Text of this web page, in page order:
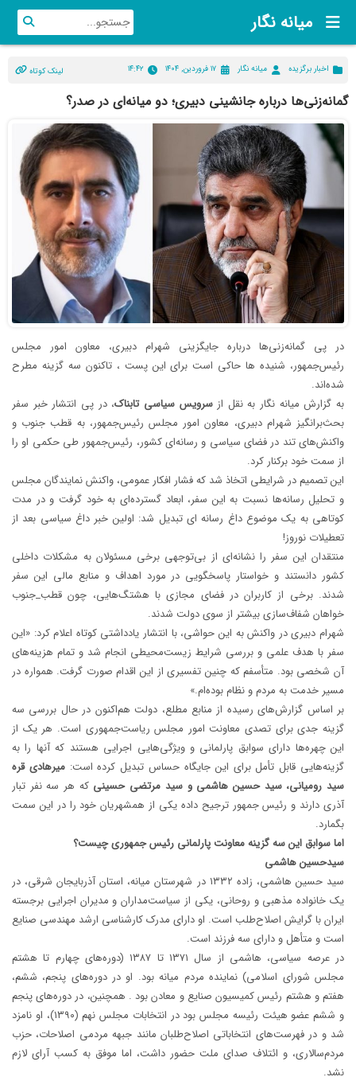
میانه نگار
اخبار برگزیده میانه نگار ۱۷ فروردین, ۱۴۰۴ ۱۴:۴۲ لینک کوتاه
گمانه‌زنی‌ها درباره جانشینی دبیری؛ دو میانه‌ای در صدر؟
در پی گمانه‌زنی‌ها درباره جایگزینی شهرام دبیری، معاون امور مجلس
رئیس‌جمهور، شنیده ها حاکی است برای این پست ، تاکنون سه گزینه مطرح
شده‌اند.
به گزارش میانه نگار به نقل ازسرویس سیاسی تابناک، در پی انتشار خبر سفر
بحث‌برانگیز شهرام دبیری، معاون امور مجلس رئیس‌جمهور، به قطب جنوب و
واکنش‌های تند در فضای سیاسی و رسانه‌ای کشور، رئیس‌جمهور طی حکمی او را
از سمت خود برکنار کرد.
این تصمیم در شرایطی اتخاذ شد که فشار افکار عمومی، واکنش نمایندگان مجلس
و تحلیل رسانه‌ها نسبت به این سفر، ابعاد گسترده‌ای به خود گرفت و در مدت
کوتاهی به یک موضوع داغ رسانه ای تبدیل شد: اولین خبر داغ سیاسی بعد از
تعطیلات نوروز!
منتقدان این سفر را نشانه‌ای از بی‌توجهی برخی مسئولان به مشکلات داخلی
کشور دانستند و خواستار پاسخگویی در مورد اهداف و منابع مالی این سفر
شدند. برخی از کاربران در فضای مجازی با هشتگ‌هایی، چون قطب_جنوب
خواهان شفاف‌سازی بیشتر از سوی دولت شدند.
شهرام دبیری در واکنش به این حواشی، با انتشار یادداشتی کوتاه اعلام کرد: «این
سفر با هدف علمی و بررسی شرایط زیست‌محیطی انجام شد و تمام هزینه‌های
آن شخصی بود. متأسفم که چنین تفسیری از این اقدام صورت گرفت. همواره در
مسیر خدمت به مردم و نظام بوده‌ام.»
بر اساس گزارش‌های رسیده از منابع مطلع، دولت هم‌اکنون در حال بررسی سه
گزینه جدی برای تصدی معاونت امور مجلس ریاست‌جمهوری است. هر یک از
این چهره‌ها دارای سوابق پارلمانی و ویژگی‌هایی اجرایی هستند که آنها را به
گزینه‌هایی قابل تأمل برای این جایگاه حساس تبدیل کرده است:میرهادی قره
سید رومیانی، سید حسین هاشمی و سید مرتضی حسینی که هر سه نفر تبار
آذری دارند و رئیس جمهور ترجیح داده یکی از همشهریان خود را در این سمت
بگمارد.
اما سوابق این سه گزینه معاونت پارلمانی رئیس جمهوری چیست؟
سیدحسین هاشمی
سید حسین هاشمی، زاده ۱۳۳۲ در شهرستان میانه، استان آذربایجان شرقی، در
یک خانواده مذهبی و روحانی، یکی از سیاست‌مداران و مدیران اجرایی برجسته
ایران با گرایش اصلاح‌طلب است. او دارای مدرک کارشناسی ارشد مهندسی صنایع
است و متأهل و دارای سه فرزند است.
در عرصه سیاسی، هاشمی از سال ۱۳۷۱ تا ۱۳۸۷ (دوره‌های چهارم تا هشتم
مجلس شورای اسلامی) نماینده مردم میانه بود. او در دوره‌های پنجم، ششم،
هفتم و هشتم رئیس کمیسیون صنایع و معادن بود . همچنین، در دوره‌های پنجم
و ششم عضو هیئت رئیسه مجلس بود در انتخابات مجلس نهم (۱۳۹۰)، او نامزد
شد و در فهرست‌های انتخاباتی اصلاح‌طلبان مانند جبهه مردمی اصلاحات، حزب
مردم‌سالاری، و ائتلاف صدای ملت حضور داشت، اما موفق به کسب آرای لازم
نشد.